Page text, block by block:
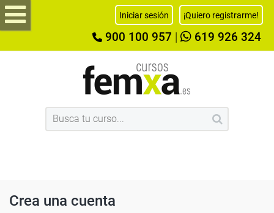
Iniciar sesión ¡Quiero registrarme!
900 100 957 619 926 324
Crea una cuenta